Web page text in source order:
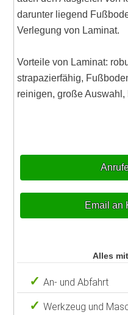
darunter liegend
Verlegung von Laminat.
Vorteile von Laminat:
strapazierfähig,
reinigen, große Auswahl,
Email an
Alles
An- und Abfahrt
Werkzeug und